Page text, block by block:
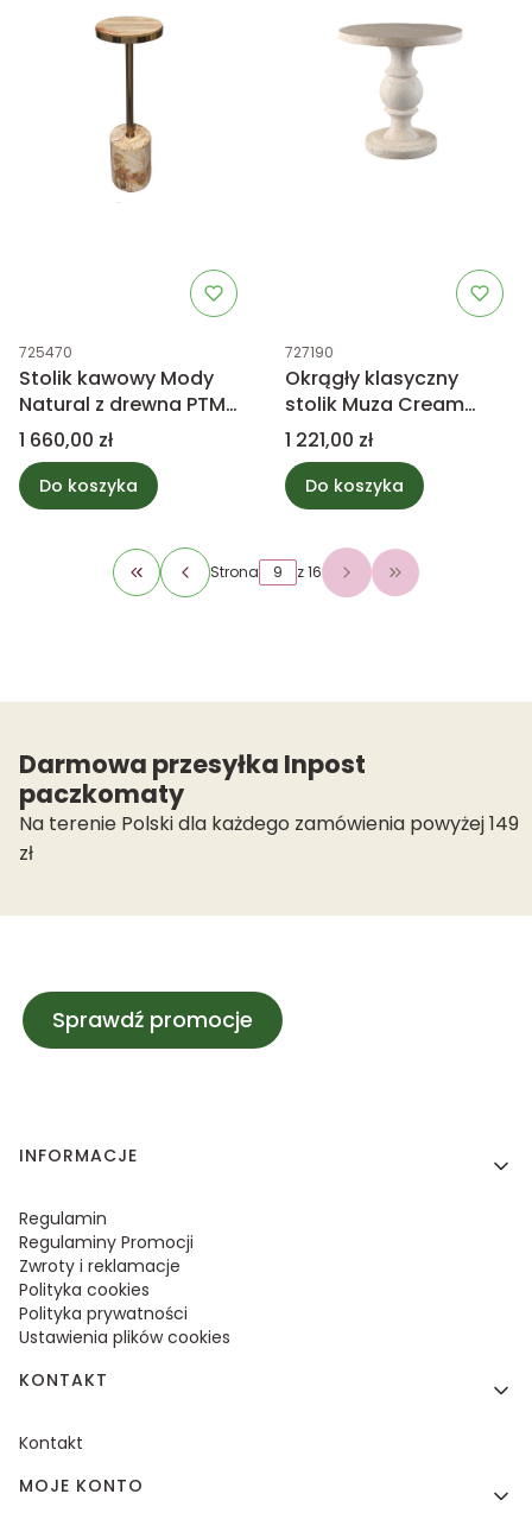
Kod produktu
725470
Stolik kawowy Mody
Natural z drewna PTMD
Collection
Cena
1 660,00 zł
Do koszyka
Kod produktu
727190
Okrągły klasyczny
stolik Muza Cream
PTMD Collection
Cena
1 221,00 zł
Do koszyka
Wróć do pierwszej strony z produktami
Strona z 16 Przejdź do
Darmowa przesyłka Inpost
paczkomaty
Na terenie Polski dla każdego zamówienia powyżej 149
zł
Sprawdź promocje
Linki w stopce
INFORMACJE
Regulamin
Regulaminy Promocji
Zwroty i reklamacje
Polityka cookies
Polityka prywatności
Ustawienia plików cookies
KONTAKT
Kontakt
MOJE KONTO